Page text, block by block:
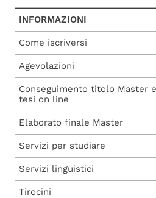
INFORMAZIONI
Come iscriversi
Procedura di ammissione
Procedura di iscrizione a
ammissione
Procedura di iscrizione
Agevolazioni
Carta del Docente
Voucher 2025
Voucher 2026
Conseguimento titolo Master
tesi on line
Elaborato finale Master
Servizi per studiare
Aule studio e informatiche
Biblioteche
Servizi linguistici
Tirocini